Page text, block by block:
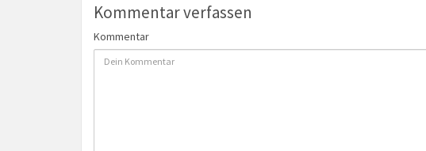
Kommentar verfassen
Kommentar